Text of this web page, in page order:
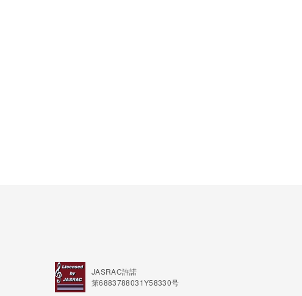
JASRAC許諾
第6883788031Y58330号